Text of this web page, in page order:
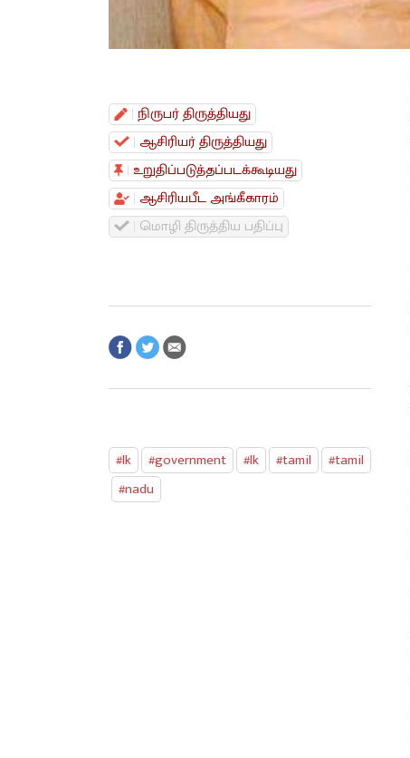
நிருபர் திருத்தியது
ஆசிரியர் திருத்தியது
உறுதிப்படுத்தப்படக்கூடியது
ஆசிரியபீட அங்கீகாரம்
மொழி திருத்திய பதிப்பு
#lk #government #lk #tamil
#tamil
#nadu